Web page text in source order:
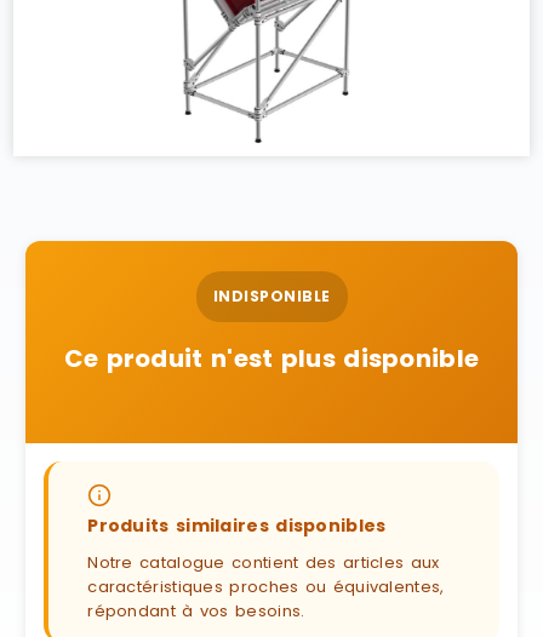
INDISPONIBLE
Ce produit n'est plus disponible
Produits similaires disponibles
Notre catalogue contient des articles aux
caractéristiques proches ou équivalentes,
répondant à vos besoins.